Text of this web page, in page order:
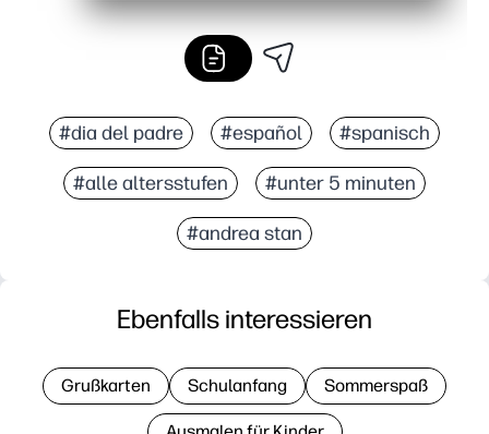
#dia del padre #español #spanisch
#alle altersstufen #unter 5 minuten
#andrea stan
Ebenfalls interessieren
Grußkarten Schulanfang Sommerspaß